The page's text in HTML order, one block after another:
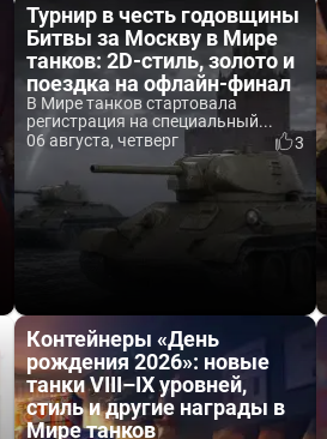
Турнир в честь годовщины
Битвы за Москву в Мире
танков: 2D-стиль, золото и
поездка на офлайн-финал
В Мире танков стартовала
регистрация на специальный...
06 августа, четверг
3
Контейнеры «День
рождения 2026»: новые
танки VIII–IX уровней,
стиль и другие награды в
Мире танков